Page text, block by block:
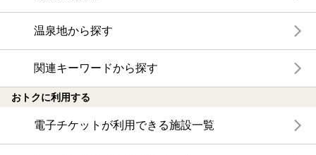
温泉地から探す
関連キーワードから探す
おトクに利用する
電子チケットが利用できる施設一覧